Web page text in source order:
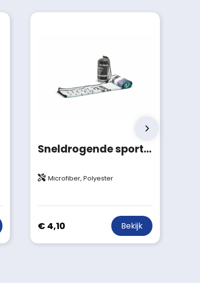
Sneldrogende sporthanddoek met custom-made print en tas
Microfiber, Polyester
€ 4,10 Bekijk